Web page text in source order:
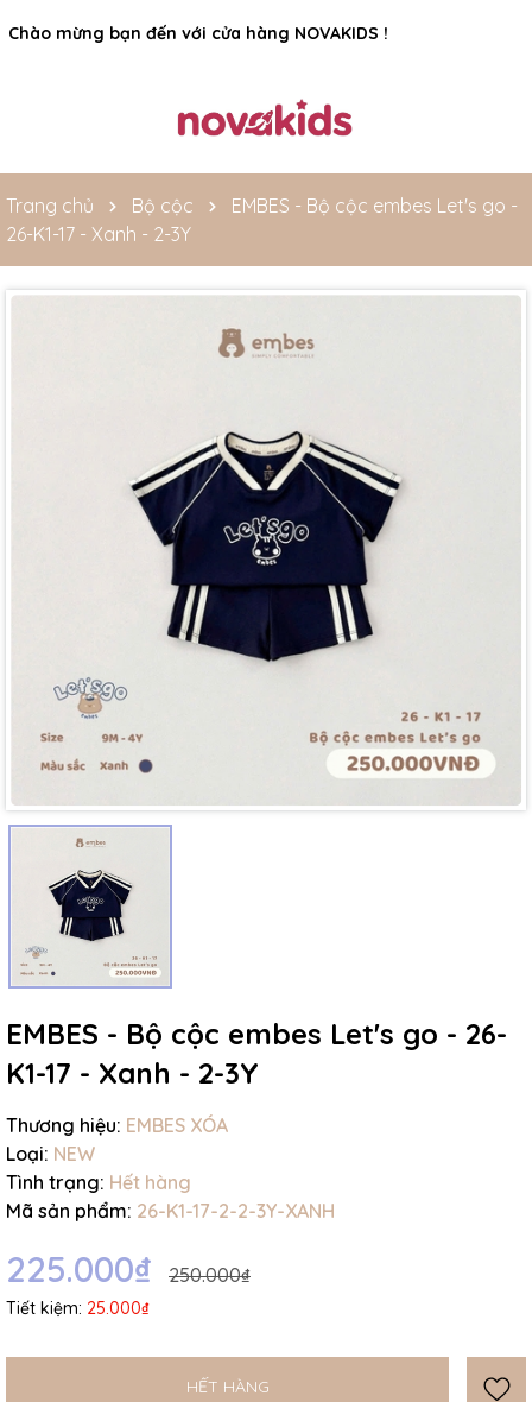
Rất nhiều ưu đãi và chương trình khuyến mãi đang chờ đợi
bạn
Trang chủ Bộ cộc
EMBES - Bộ cộc embes Let's go -
26-K1-17 - Xanh - 2-3Y
EMBES - Bộ cộc embes Let's go - 26-
K1-17 - Xanh - 2-3Y
Thương hiệu: EMBES XÓA
Loại: NEW
Tình trạng: Hết hàng
Mã sản phẩm: 26-K1-17-2-2-3Y-XANH
225.000₫ 250.000₫
Tiết kiệm: 25.000₫
HẾT HÀNG
Điều kiện: